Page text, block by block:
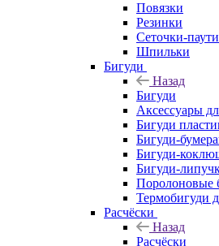
Повязки
Резинки
Сеточки-
Шпильки
Бигуди
Назад
Бигуди
Аксессуары
Бигуди
Бигуди-
Бигуди-
Бигуди-
Поролоновые
Термобигуди
Расчёски
Назад
Расчёски